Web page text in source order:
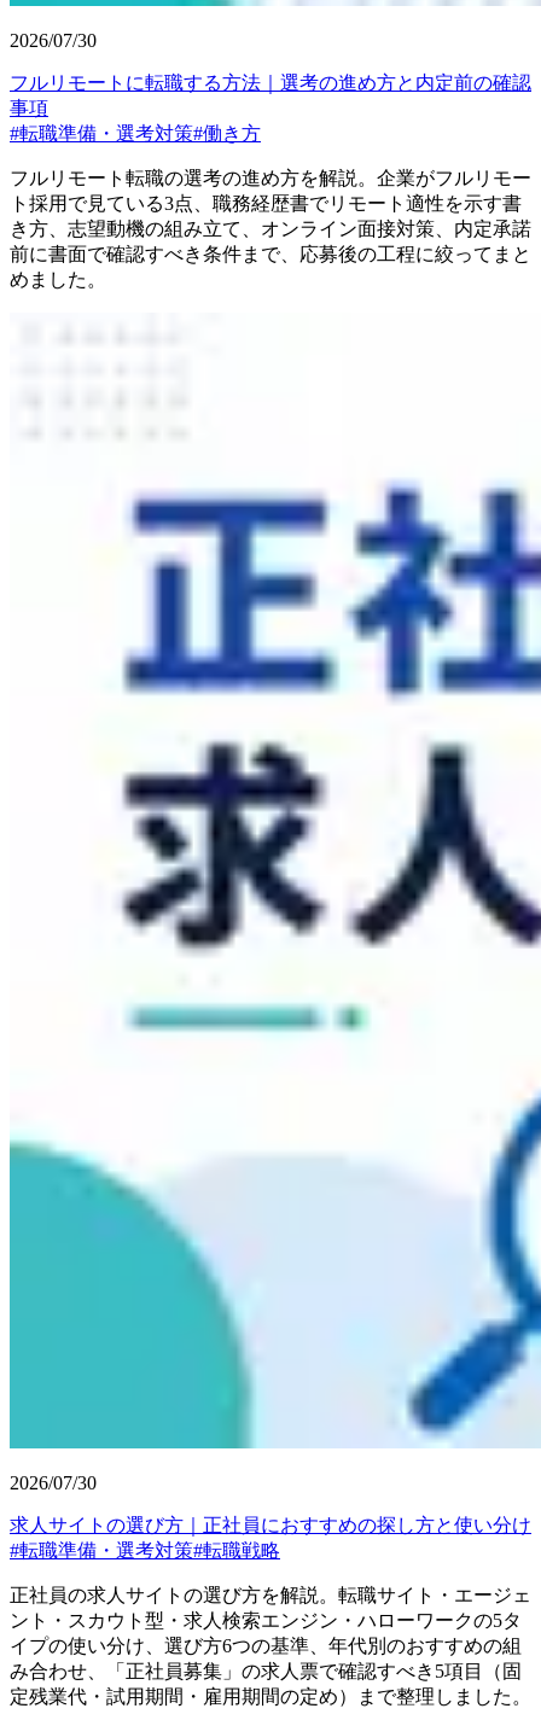
2026/07/30
フルリモートに転職する方法｜選考の進め方と内定前の確認
事項
#転職準備・選考対策#働き方
フルリモート転職の選考の進め方を解説。企業がフルリモー
ト採用で見ている3点、職務経歴書でリモート適性を示す書
き方、志望動機の組み立て、オンライン面接対策、内定承諾
前に書面で確認すべき条件まで、応募後の工程に絞ってまと
めました。
2026/07/30
求人サイトの選び方｜正社員におすすめの探し方と使い分け
#転職準備・選考対策#転職戦略
正社員の求人サイトの選び方を解説。転職サイト・エージェ
ント・スカウト型・求人検索エンジン・ハローワークの5タ
イプの使い分け、選び方6つの基準、年代別のおすすめの組
み合わせ、「正社員募集」の求人票で確認すべき5項目（固
定残業代・試用期間・雇用期間の定め）まで整理しました。